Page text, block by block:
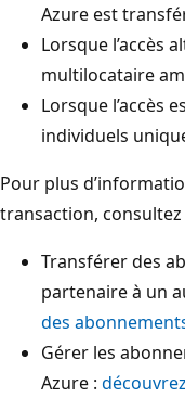
Azure est
Lorsque l’accès
multilocataire
Lorsque l’accès
individuels
Pour plus
transaction,
Transférer des
partenaire à un
des
Gérer les
Azure :